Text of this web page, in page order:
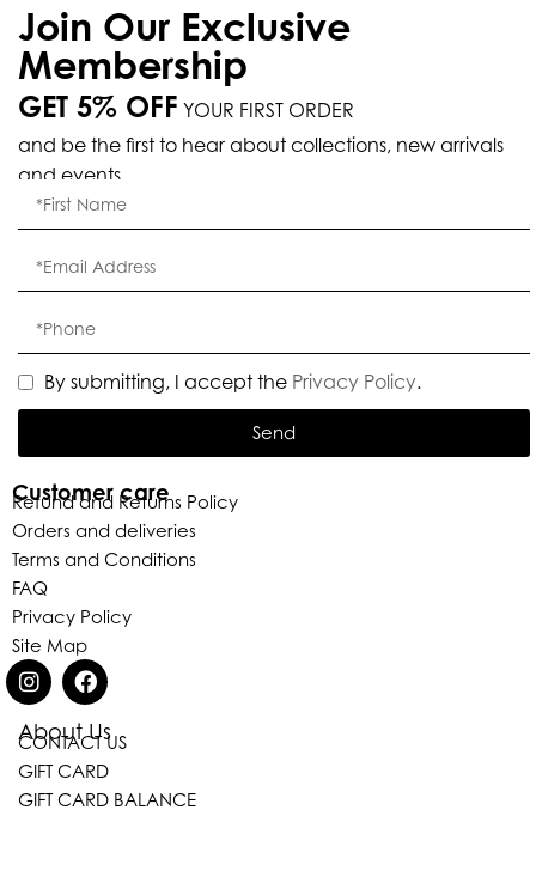
About Us
CONTACT US
GIFT CARD
GIFT CARD BALANCE
Customer care
Refund and Returns Policy
Orders and deliveries
Terms and Conditions
FAQ
Privacy Policy
Site Map
Join Our Exclusive
Membership
GET 5% OFF YOUR FIRST ORDER
and be the first to hear about collections, new arrivals
and events.
By submitting, I accept the Privacy Policy.
Send